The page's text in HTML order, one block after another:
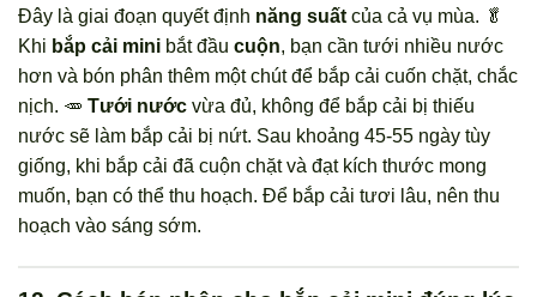
Đây là giai đoạn quyết định năng suất của cả vụ mùa. 🥬
Khi bắp cải mini bắt đầu cuộn, bạn cần tưới nhiều nước
hơn và bón phân thêm một chút để bắp cải cuốn chặt, chắc
nịch. 🥕 Tưới nước vừa đủ, không để bắp cải bị thiếu
nước sẽ làm bắp cải bị nứt. Sau khoảng 45-55 ngày tùy
giống, khi bắp cải đã cuộn chặt và đạt kích thước mong
muốn, bạn có thể thu hoạch. Để bắp cải tươi lâu, nên thu
hoạch vào sáng sớm.